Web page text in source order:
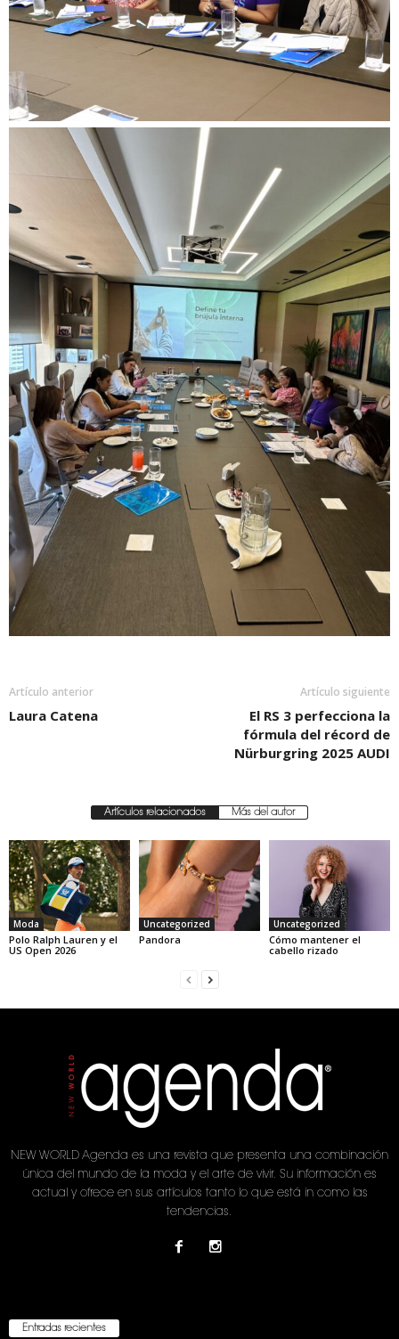
Artículo anterior
Laura Catena
Artículo siguiente
El RS 3 perfecciona la
fórmula del récord de
Nürburgring 2025 AUDI
Artículos relacionados Más del autor
Moda
Polo Ralph Lauren y el
US Open 2026
Uncategorized
Pandora
Uncategorized
Cómo mantener el
cabello rizado
NEW WORLD Agenda es una revista que presenta una combinación
única del mundo de la moda y el arte de vivir. Su información es
actual y ofrece en sus artículos tanto lo que está in como las
tendencias.
Entradas recientes